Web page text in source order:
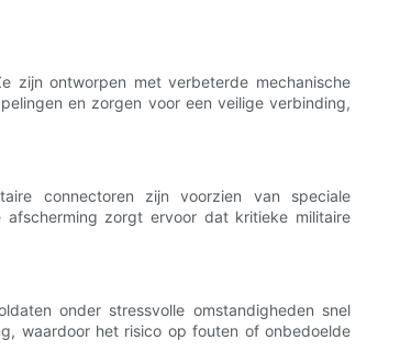
zijn ontworpen met verbeterde mechanische
en zorgen voor een veilige verbinding,
connectoren zijn voorzien van speciale
afscherming zorgt ervoor dat kritieke militaire
onder stressvolle omstandigheden snel
waardoor het risico op fouten of onbedoelde